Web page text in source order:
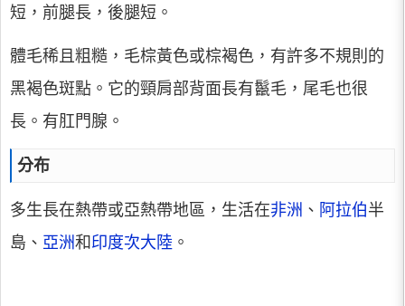
短，前腿長，後腿短。
體毛稀且粗糙，毛棕黃色或棕褐色，有許多不規則的
黑褐色斑點。它的頸肩部背面長有鬣毛，尾毛也很
長。有肛門腺。
分布
多生長在熱帶或亞熱帶地區，生活在非洲 、 阿拉伯半
島、 亞洲和 印度次大陸 。